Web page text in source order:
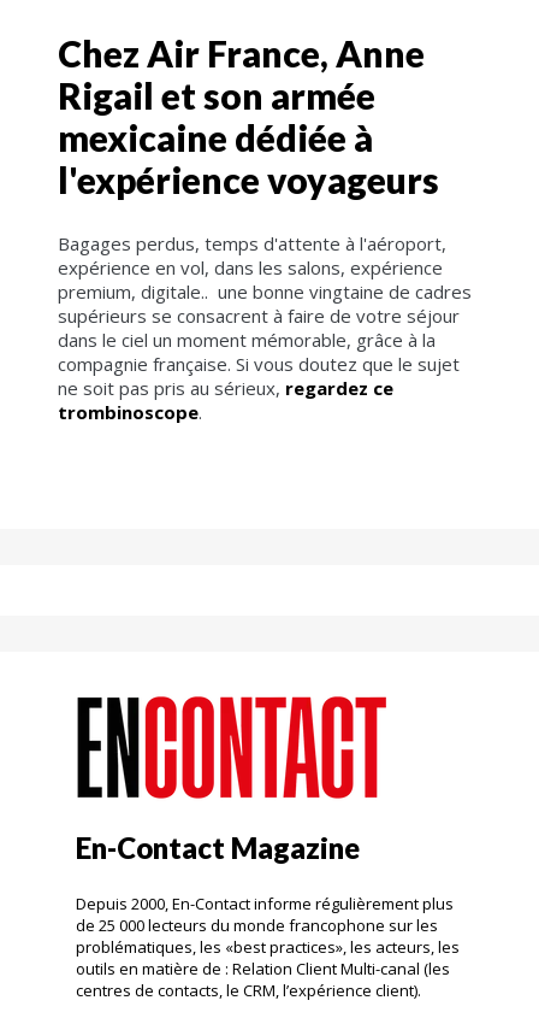
Chez Air France, Anne
Rigail et son armée
mexicaine dédiée à
l'expérience voyageurs
Bagages perdus, temps d'attente à l'aéroport,
expérience en vol, dans les salons, expérience
premium, digitale.. une bonne vingtaine de cadres
supérieurs se consacrent à faire de votre séjour
dans le ciel un moment mémorable, grâce à la
compagnie française. Si vous doutez que le sujet
ne soit pas pris au sérieux, regardez ce
trombinoscope.
En-Contact Magazine
Depuis 2000, En-Contact informe régulièrement plus
de 25 000 lecteurs du monde francophone sur les
problématiques, les «best practices», les acteurs, les
outils en matière de : Relation Client Multi-canal (les
centres de contacts, le CRM, l’expérience client).